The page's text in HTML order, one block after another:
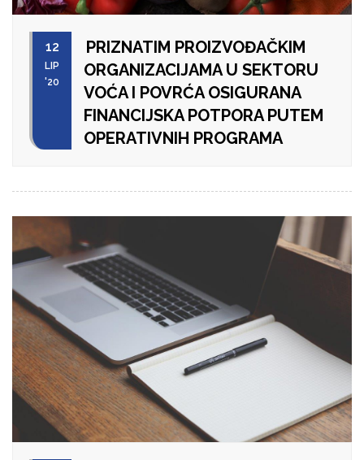
12
LIP
'20
PRIZNATIM PROIZVOĐAČKIM
ORGANIZACIJAMA U SEKTORU
VOĆA I POVRĆA OSIGURANA
FINANCIJSKA POTPORA PUTEM
OPERATIVNIH PROGRAMA